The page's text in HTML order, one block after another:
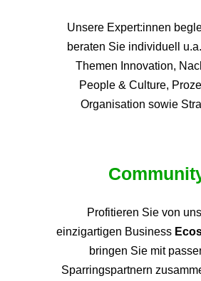
Unsere Expert:innen
beraten Sie individuell
Themen Innovation,
People & Culture,
Organisation sowie
Profitieren Sie von
einzigartigen Business
bringen Sie mit
Sparringspartnern